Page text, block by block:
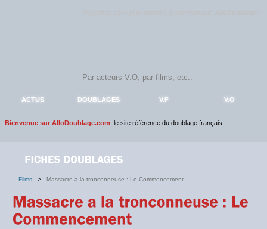
ACTUS DOUBLAGES V.F V.O
Bienvenue sur AlloDoublage.com , le site référence du doublage français.
Films > Massacre a la tronconneuse : Le Commencement